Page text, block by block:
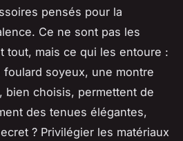
pensés pour la
Ce ne sont pas les
tout, mais ce qui les entoure :
soyeux, une montre
bien choisis, permettent de
des tenues élégantes,
? Privilégier les matériaux